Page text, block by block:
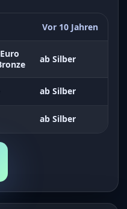
Vor 10 Jahren
ab Silber
ab Silber
ab Silber